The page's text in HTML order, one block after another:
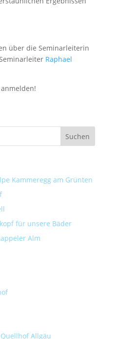
über die Seminarleiterin
Raphael
Kammeregg am Grünten
für unsere Bäder
Alm
Allgäu